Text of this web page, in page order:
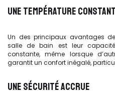
UNE TEMPÉRATURE
Un des principaux avantages
salle de bain est leur
constante, même lorsque
garantit un confort inégalé,
UNE SÉCURITÉ ACCRUE